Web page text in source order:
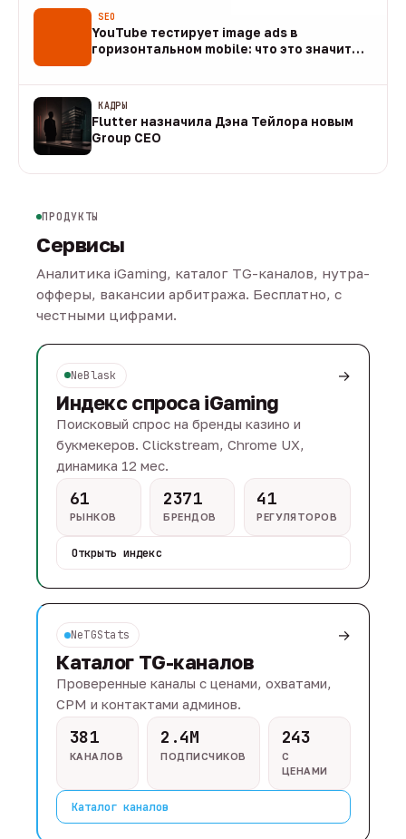
SEO
YouTube тестирует image ads в
горизонтальном mobile: что это значит
КАДРЫ
Flutter назначила Дэна Тейлора новым
Group CEO
ПРОДУКТЫ
Сервисы
Аналитика iGaming, каталог TG-каналов, нутра-
офферы, вакансии арбитража. Бесплатно, с
честными цифрами.
NeBlask →
Индекс спроса iGaming
Поисковый спрос на бренды казино и
букмекеров. Clickstream, Chrome UX,
динамика 12 мес.
61
РЫНКОВ
2371
БРЕНДОВ
41
РЕГУЛЯТОРОВ
Открыть индекс
NeTGStats →
Каталог TG-каналов
Проверенные каналы с ценами, охватами,
CPM и контактами админов.
381
КАНАЛОВ
2.4M
ПОДПИСЧИКОВ
243
С
ЦЕНАМИ
Каталог каналов